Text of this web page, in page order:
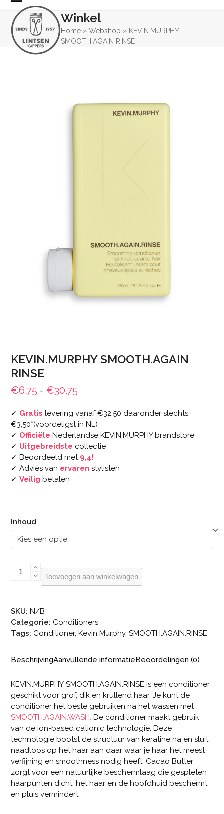
Skip
content
Open
mobile
menu
Close
mobile
menu
Winkel
Home »Webshop » KEVIN.MURPHY
SMOOTH.AGAIN RINSE
KEVIN.MURPHY SMOOTH.AGAIN
RINSE
€6.75 - €30.75
tot
€30.75
✓ Gratis levering vanaf €32,50 daaronder slechts
€3,50*(voordeligst in NL)
✓ Officiële Nederlandse KEVIN.MURPHY brandstore
✓ Uitgebreidste collectie
✓ Beoordeeld met 9,4!
✓ Advies van ervaren stylisten
✓Veilig betalen
Inhoud
KEVIN.MURPHY
SMOOTH.AGAINToevoegen aan winkelwagen
SKU: N/B
Categorie: Conditioners
Tags: Conditioner,Kevin Murphy,SMOOTH.AGAIN.RINSE
BeschrijvingAanvullende informatieBeoordelingen (0)
KEVIN.MURPHY SMOOTH.AGAIN.RINSE is een conditioner
geschikt voor grof, dik en krullend haar. Je kunt de
conditioner het beste gebruiken na het wassen met
SMOOTH.AGAIN.WASH. De conditioner maakt gebruik
van de ion-based cationic technologie. Deze
technologie bootst de structuur van keratine na en sluit
naadloos op het haar aan daar waar je haar het meest
verfijning en smoothness nodig heeft. Cacao Butter
zorgt voor een natuurlijke beschermlaag die gespleten
haarpunten dicht, het haar en de hoofdhuid beschermt
en pluis vermindert.